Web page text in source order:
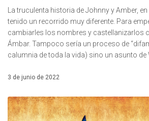
La truculenta historia de Johnny y Amber,
tenido un recorrido muy diferente. Para
cambiarles los nombres y castellanizarlos
Ámbar. Tampoco sería un proceso de
calumnia de toda la vida) sino un asunto de
3 de junio de 2022